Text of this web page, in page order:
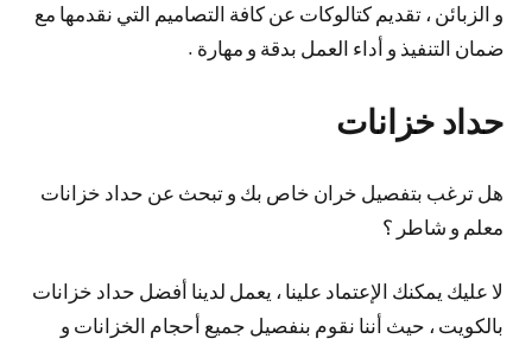
و الزبائن ، تقديم كتالوكات عن كافة التصاميم التي نقدمها مع
ضمان التنفيذ و أداء العمل بدقة و مهارة .
حداد خزانات
هل ترغب بتفصيل خران خاص بك و تبحث عن حداد خزانات
معلم و شاطر ؟
لا عليك يمكنك الإعتماد علينا ، يعمل لدينا أفضل حداد خزانات
بالكويت ، حيث أننا نقوم بنفصيل جميع أحجام الخزانات و